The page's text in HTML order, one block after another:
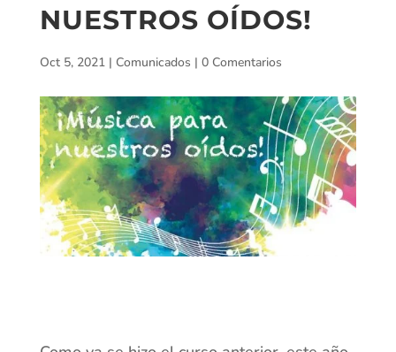
NUESTROS OÍDOS!
Oct 5, 2021| Comunicados | 0 Comentarios